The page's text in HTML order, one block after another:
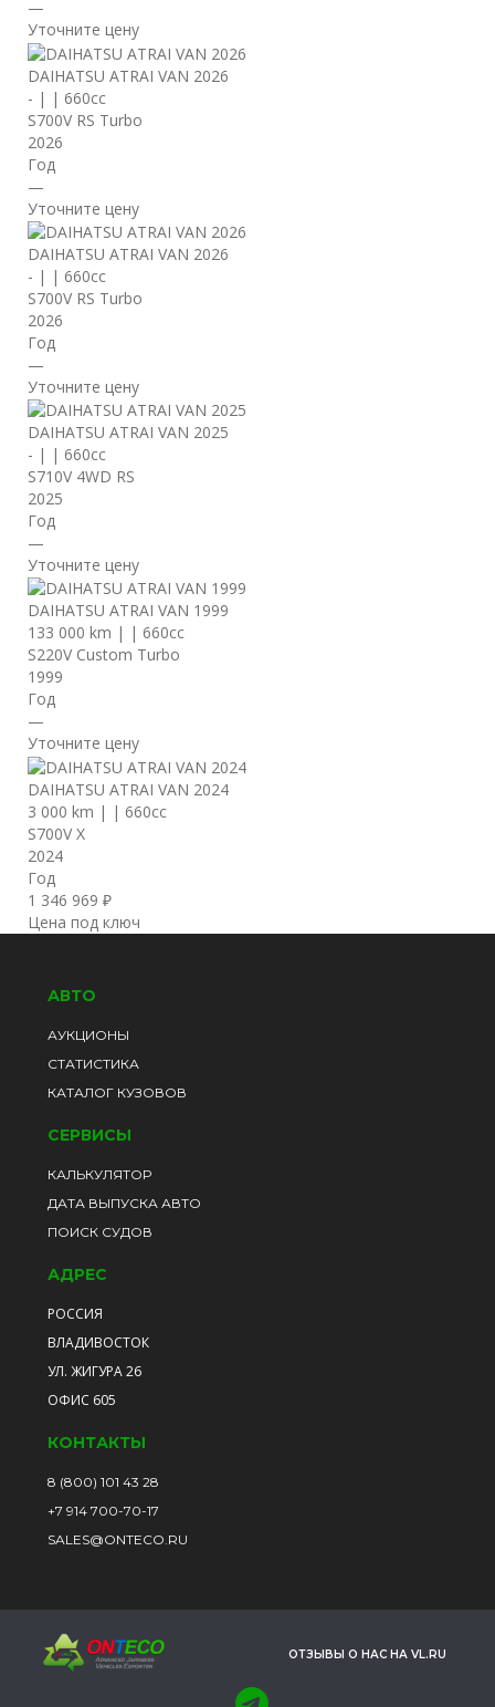
—
Уточните цену
DAIHATSU ATRAI VAN 2026
- | | 660cc
S700V RS Turbo
2026
Год
—
Уточните цену
DAIHATSU ATRAI VAN 2026
- | | 660cc
S700V RS Turbo
2026
Год
—
Уточните цену
DAIHATSU ATRAI VAN 2025
- | | 660cc
S710V 4WD RS
2025
Год
—
Уточните цену
DAIHATSU ATRAI VAN 1999
133 000 km | | 660cc
S220V Custom Turbo
1999
Год
—
Уточните цену
DAIHATSU ATRAI VAN 2024
3 000 km | | 660cc
S700V X
2024
Год
1 346 969 ₽
Цена под ключ
АВТО
АУКЦИОНЫ
СТАТИСТИКА
КАТАЛОГ КУЗОВОВ
СЕРВИСЫ
КАЛЬКУЛЯТОР
ДАТА ВЫПУСКА АВТО
ПОИСК СУДОВ
АДРЕС
РОССИЯ
ВЛАДИВОСТОК
УЛ. ЖИГУРА 26
ОФИС 605
КОНТАКТЫ
8 (800) 101 43 28
+7 914 700-70-17
SALES@ONTECO.RU
ОТЗЫВЫ О НАС НА VL.RU